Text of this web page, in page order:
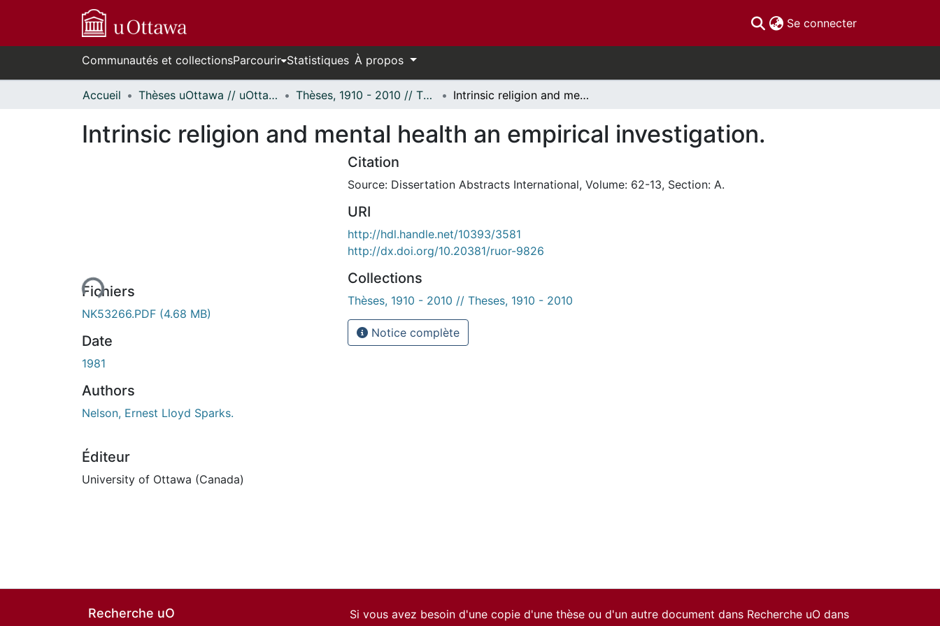
Se connecter(current)
Communautés et collectionsParcourir Statistiques À propos
Accueil Thèses uOttawa // uOttawa Theses Thèses, 1910 - 2010 // Theses, 1910 - 2010 Intrinsic religion and mental health an empirical investigation.
Intrinsic religion and mental health an empirical investigation.
de chargement...Fichiers
NK53266.PDF (4.68 MB)
Date
1981
Authors
Nelson, Ernest Lloyd Sparks.
Éditeur
University of Ottawa (Canada)
Citation
Source: Dissertation Abstracts International, Volume: 62-13, Section: A.
URI
http://hdl.handle.net/10393/3581
http://dx.doi.org/10.20381/ruor-9826
Collections
Thèses, 1910 - 2010 // Theses, 1910 - 2010
Notice complète
Recherche uO
Si vous avez besoin d'une copie d'une thèse ou d'un autre document dans Recherche uO dans